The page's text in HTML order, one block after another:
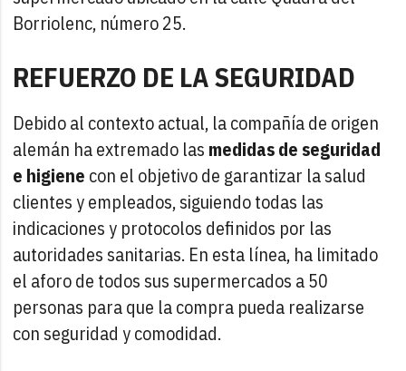
Borriolenc, número 25.
REFUERZO DE LA SEGURIDAD
Debido al contexto actual, la compañía de origen
alemán ha extremado las medidas de seguridad
e higiene con el objetivo de garantizar la salud
clientes y empleados, siguiendo todas las
indicaciones y protocolos definidos por las
autoridades sanitarias. En esta línea, ha limitado
el aforo de todos sus supermercados a 50
personas para que la compra pueda realizarse
con seguridad y comodidad.